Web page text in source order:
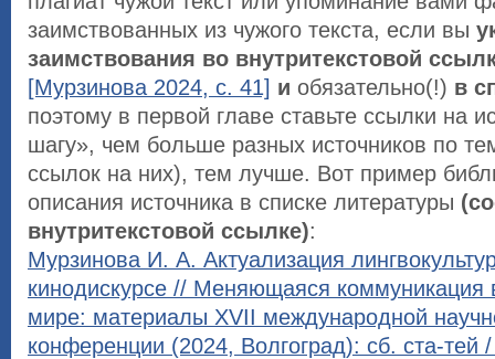
заимствованных из чужого текста, если вы
заимствования во внутритекстовой
[Мурзинова 2024, с. 41] и обязательно(!) в
поэтому в первой главе ставьте ссылки на
шагу», чем больше разных источников по
ссылок на них), тем лучше. Вот пример
описания источника в списке литературы
внутритекстовой ссылке):
Мурзинова И. А. Актуализация
кинодискурсе // Меняющаяся
мире: материалы XVII международной
конференции (2024, Волгоград): сб. ста-тей